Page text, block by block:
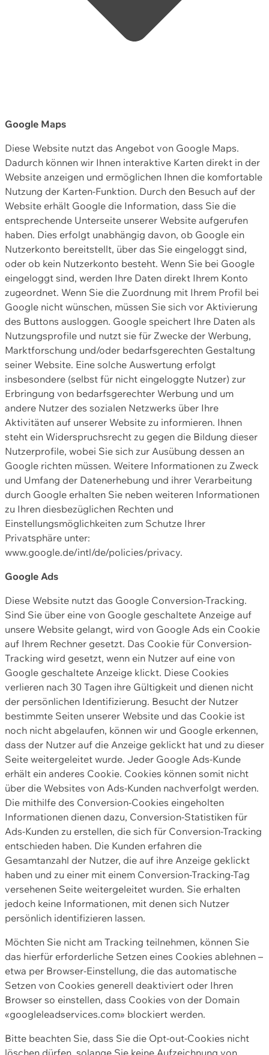
Google Maps
Diese Website nutzt das Angebot von Google Maps.
Dadurch können wir Ihnen interaktive Karten direkt in der
Website anzeigen und ermöglichen Ihnen die komfortable
Nutzung der Karten-Funktion. Durch den Besuch auf der
Website erhält Google die Information, dass Sie die
entsprechende Unterseite unserer Website aufgerufen
haben. Dies erfolgt unabhängig davon, ob Google ein
Nutzerkonto bereitstellt, über das Sie eingeloggt sind,
oder ob kein Nutzerkonto besteht. Wenn Sie bei Google
eingeloggt sind, werden Ihre Daten direkt Ihrem Konto
zugeordnet. Wenn Sie die Zuordnung mit Ihrem Profil bei
Google nicht wünschen, müssen Sie sich vor Aktivierung
des Buttons ausloggen. Google speichert Ihre Daten als
Nutzungsprofile und nutzt sie für Zwecke der Werbung,
Marktforschung und/oder bedarfsgerechten Gestaltung
seiner Website. Eine solche Auswertung erfolgt
insbesondere (selbst für nicht eingeloggte Nutzer) zur
Erbringung von bedarfsgerechter Werbung und um
andere Nutzer des sozialen Netzwerks über Ihre
Aktivitäten auf unserer Website zu informieren. Ihnen
steht ein Widerspruchsrecht zu gegen die Bildung dieser
Nutzerprofile, wobei Sie sich zur Ausübung dessen an
Google richten müssen. Weitere Informationen zu Zweck
und Umfang der Datenerhebung und ihrer Verarbeitung
durch Google erhalten Sie neben weiteren Informationen
zu Ihren diesbezüglichen Rechten und
Einstellungsmöglichkeiten zum Schutze Ihrer
Privatsphäre unter:
www.google.de/intl/de/policies/privacy.
Google Ads
Diese Website nutzt das Google Conversion-Tracking.
Sind Sie über eine von Google geschaltete Anzeige auf
unsere Website gelangt, wird von Google Ads ein Cookie
auf Ihrem Rechner gesetzt. Das Cookie für Conversion-
Tracking wird gesetzt, wenn ein Nutzer auf eine von
Google geschaltete Anzeige klickt. Diese Cookies
verlieren nach 30 Tagen ihre Gültigkeit und dienen nicht
der persönlichen Identifizierung. Besucht der Nutzer
bestimmte Seiten unserer Website und das Cookie ist
noch nicht abgelaufen, können wir und Google erkennen,
dass der Nutzer auf die Anzeige geklickt hat und zu dieser
Seite weitergeleitet wurde. Jeder Google Ads-Kunde
erhält ein anderes Cookie. Cookies können somit nicht
über die Websites von Ads-Kunden nachverfolgt werden.
Die mithilfe des Conversion-Cookies eingeholten
Informationen dienen dazu, Conversion-Statistiken für
Ads-Kunden zu erstellen, die sich für Conversion-Tracking
entschieden haben. Die Kunden erfahren die
Gesamtanzahl der Nutzer, die auf ihre Anzeige geklickt
haben und zu einer mit einem Conversion-Tracking-Tag
versehenen Seite weitergeleitet wurden. Sie erhalten
jedoch keine Informationen, mit denen sich Nutzer
persönlich identifizieren lassen.
Möchten Sie nicht am Tracking teilnehmen, können Sie
das hierfür erforderliche Setzen eines Cookies ablehnen –
etwa per Browser-Einstellung, die das automatische
Setzen von Cookies generell deaktiviert oder Ihren
Browser so einstellen, dass Cookies von der Domain
«googleleadservices.com» blockiert werden.
Bitte beachten Sie, dass Sie die Opt-out-Cookies nicht